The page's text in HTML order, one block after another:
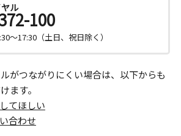
ル
100
～17:30（土日、祝日除く）
がつながりにくい場合は、以下からも
ます。
てほしい
合わせ